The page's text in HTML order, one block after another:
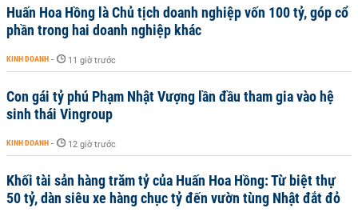
Huấn Hoa Hồng là Chủ tịch doanh nghiệp vốn 100 tỷ, góp cổ
phần trong hai doanh nghiệp khác
KINH DOANH - 11 giờ trước
Con gái tỷ phú Phạm Nhật Vượng lần đầu tham gia vào hệ
sinh thái Vingroup
KINH DOANH - 12 giờ trước
Khối tài sản hàng trăm tỷ của Huấn Hoa Hồng: Từ biệt thự
50 tỷ, dàn siêu xe hàng chục tỷ đến vườn tùng Nhật đắt đỏ